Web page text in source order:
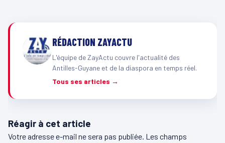
RÉDACTION ZAYACTU
L'équipe de ZayActu couvre l'actualité des
Antilles-Guyane et de la diaspora en temps réel.
Tous ses articles →
Réagir à cet article
Votre adresse e-mail ne sera pas publiée. Les champs